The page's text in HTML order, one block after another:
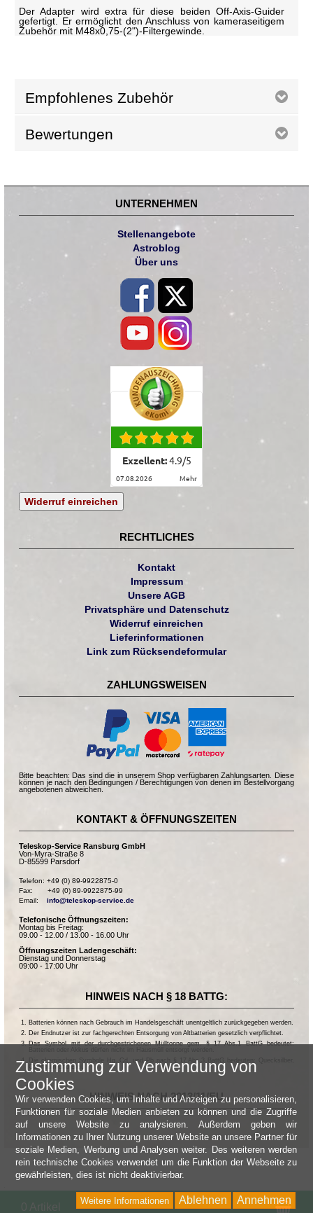
Der Adapter wird extra für diese beiden Off-Axis-Guider
gefertigt. Er ermöglicht den Anschluss von kameraseitigem
Zubehör mit M48x0,75-(2")-Filtergewinde.
Empfohlenes Zubehör
Bewertungen
UNTERNEHMEN
Stellenangebote
Astroblog
Über uns
Exzellent:4.9/5
07.08.2026 mehr
Widerruf einreichen
RECHTLICHES
Kontakt
Impressum
Unsere AGB
Privatsphäre und Datenschutz
Widerruf einreichen
Lieferinformationen
Link zum Rücksendeformular
ZAHLUNGSWEISEN
Bitte beachten: Das sind die in unserem Shop verfügbaren Zahlungsarten. Diese
können je nach den Bedingungen / Berechtigungen von denen im Bestellvorgang
angebotenen abweichen.
KONTAKT & ÖFFNUNGSZEITEN
Teleskop-Service Ransburg GmbH
Von-Myra-Straße 8
D-85599 Parsdorf
Telefon: +49 (0) 89-9922875-0
Fax:       +49 (0) 89-9922875-99
Email: info@teleskop-service.de
Telefonische Öffnungszeiten:
Montag bis Freitag:
09.00 - 12.00 / 13.00 - 16.00 Uhr
Öffnungszeiten Ladengeschäft:
Dienstag und Donnerstag
09:00 - 17:00 Uhr
HINWEIS NACH § 18 BATTG:
Batterien können nach Gebrauch im Handelsgeschäft unentgeltlich zurückgegeben werden.
Der Endnutzer ist zur fachgerechten Entsorgung von Altbatterien gesetzlich verpflichtet.
Das Symbol mit der durchgestrichenen Mülltonne gem. § 17 Abs.1 BattG bedeutet:
Die chemischen Symbole Hg, Cd, und Pb nach § 17 Abs.3 BattG bedeuten: Quecksilber,
Cadmium und Blei.
HINWEIS NACH 2013/11/EU
Zustimmung zur Verwendung von
Cookies
Wir verwenden Cookies, um Inhalte und Anzeigen zu personalisieren,
Funktionen für soziale Medien anbieten zu können und die Zugriffe
auf unsere Website zu analysieren. Außerdem geben wir
Informationen zu Ihrer Nutzung unserer Website an unsere Partner für
soziale Medien, Werbung und Analysen weiter. Des weiteren werden
rein technische Cookies verwendet um die Funktion der Webseite zu
gewährleisten, dies ist nicht deaktivierbar.
Annehmen
Ablehnen
Weitere Informationen